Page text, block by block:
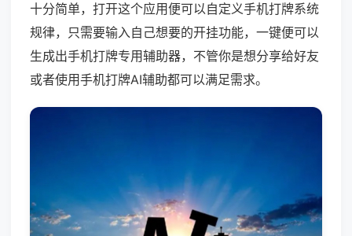
十分简单，打开这个应用便可以自定义手机打牌系统
规律，只需要输入自己想要的开挂功能，一键便可以
生成出手机打牌专用辅助器，不管你是想分享给好友
或者使用手机打牌AI辅助都可以满足需求。